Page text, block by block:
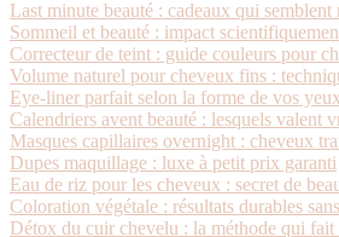
Last minute beauté : cadeaux qui semblent
Sommeil et beauté : impact
Correcteur de teint : guide couleurs pour
Volume naturel pour cheveux fins :
Eye-liner parfait selon la forme de vos yeux
Calendriers avent beauté : lesquels valent
Masques capillaires overnight : cheveux
Dupes maquillage : luxe à petit prix garanti
Eau de riz pour les cheveux : secret de
Coloration végétale : résultats durables
Détox du cuir chevelu : la méthode qui fait